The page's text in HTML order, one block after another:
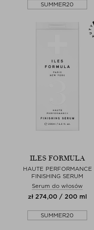
SUMMER20
ILES FORMULA
HAUTE PERFORMANCE
FINISHING SERUM
Serum do włosów
zł 274,00 / 200 ml
SUMMER20